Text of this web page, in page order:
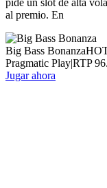
pide un slot de alta
al premio. En
Big Bass Bonanza
Pragmatic Play|RTP
Jugar ahora